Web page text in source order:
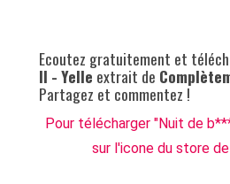
Ecoutez gratuitement et
II - Yelleextrait de
Partagez et commentez !
Pour télécharger "Nuit de
sur l'icone du store